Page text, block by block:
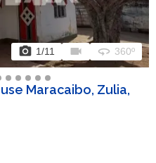
photo_camera 1/11 videocam 360 360º
Maracaibo, Zulia,